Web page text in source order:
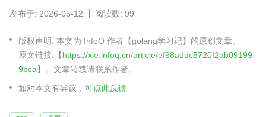
发布于: 2026-05-12 阅读数: 99
版权声明: 本文为 InfoQ 作者【golang学习记】的原创文章。
原文链接:【https://xie.infoq.cn/article/ef98addc5720f2ab09199
9bca】。文章转载请联系作者。
如对本文有异议，可点此反馈